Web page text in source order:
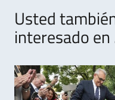
Usted
interesado en